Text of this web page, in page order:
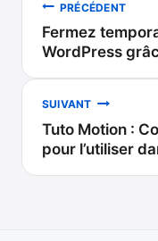
de
l’article
PRÉCÉDENT
Fermez
WordPress
SUIVANT
Tuto Motion :
pour l’utiliser